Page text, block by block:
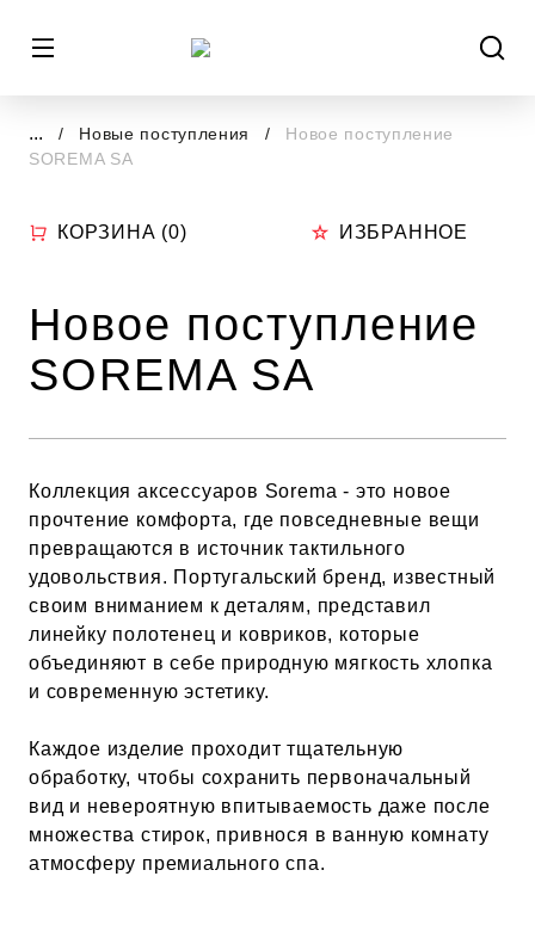
... Новые поступления
Новое поступление
SOREMA SA
КОРЗИНА (0) ИЗБРАННОЕ
Новое поступление
SOREMA SA
Коллекция аксессуаров Sorema - это новое
прочтение комфорта, где повседневные вещи
превращаются в источник тактильного
удовольствия. Португальский бренд, известный
своим вниманием к деталям, представил
линейку полотенец и ковриков, которые
объединяют в себе природную мягкость хлопка
и современную эстетику.
Каждое изделие проходит тщательную
обработку, чтобы сохранить первоначальный
вид и невероятную впитываемость даже после
множества стирок, привнося в ванную комнату
атмосферу премиального спа.